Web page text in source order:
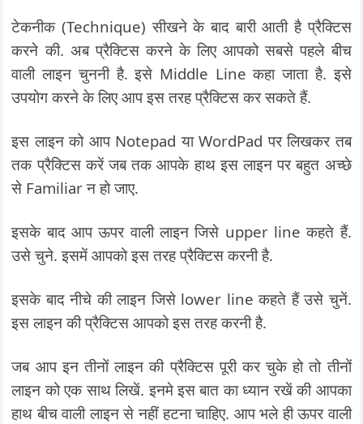
टेकनीक (Technique) सीखने के बाद बारी आती है प्रैक्टिस
करने की. अब प्रैक्टिस करने के लिए आपको सबसे पहले बीच
वाली लाइन चुननी है. इसे Middle Line कहा जाता है. इसे
उपयोग करने के लिए आप इस तरह प्रैक्टिस कर सकते हैं.
इस लाइन को आप Notepad या WordPad पर लिखकर तब
तक प्रैक्टिस करें जब तक आपके हाथ इस लाइन पर बहुत अच्छे
से Familiar न हो जाए.
इसके बाद आप ऊपर वाली लाइन जिसे upper line कहते हैं.
उसे चुने. इसमें आपको इस तरह प्रैक्टिस करनी है.
इसके बाद नीचे की लाइन जिसे lower line कहते हैं उसे चुनें.
इस लाइन की प्रैक्टिस आपको इस तरह करनी है.
जब आप इन तीनों लाइन की प्रैक्टिस पूरी कर चुके हो तो तीनों
लाइन को एक साथ लिखें. इनमे इस बात का ध्यान रखें की आपका
हाथ बीच वाली लाइन से नहीं हटना चाहिए. आप भले ही ऊपर वाली